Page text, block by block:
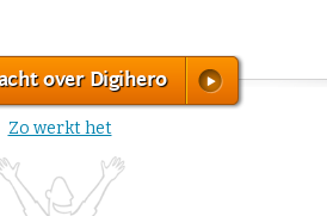
over Digihero
Zo werkt het